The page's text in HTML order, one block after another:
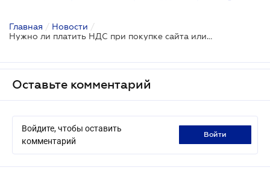
Главная / Новости /
Нужно ли платить НДС при покупке сайта или онлайн-сервиса
Оставьте комментарий
Войдите, чтобы оставить
комментарий
войти